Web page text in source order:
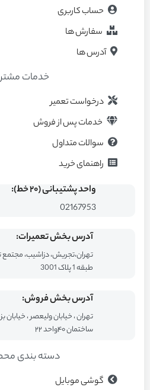
حساب کاربری
سفارش ها
آدرس ها
خدمات
درخواست تعمیر
خدمات پس از فروش
سوالات متداول
راهنمای خرید
واحد پشتیبانی (۲۰ خط):
02167953
آدرس بخش تعمیرات:
تهران،تجریش، دزاشیب، مجتمع
طبقه 1 پلاک 3001
آدرس بخش فروش:
تهران ، خیابان ولیعصر ، خیابان
ساختمان ۴۰واحد ۲۲
دسته بندی
گوشی موبایل